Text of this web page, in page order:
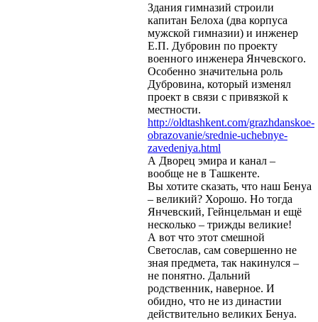
Здания гимназий строили
капитан Белоха (два корпуса
мужской гимназии) и инженер
Е.П. Дубровин по проекту
военного инженера Янчевского.
Особенно значительна роль
Дубровина, который изменял
проект в связи с привязкой к
местности.
http://oldtashkent.com/grazhdanskoe-
obrazovanie/srednie-uchebnye-
zavedeniya.html
А Дворец эмира и канал –
вообще не в Ташкенте.
Вы хотите сказать, что наш Бенуа
– великий? Хорошо. Но тогда
Янчевский, Гейнцельман и ещё
несколько – трижды великие!
А вот что этот смешной
Светослав, сам совершенно не
зная предмета, так накинулся –
не понятно. Дальний
родственник, наверное. И
обидно, что не из династии
действительно великих Бенуа.